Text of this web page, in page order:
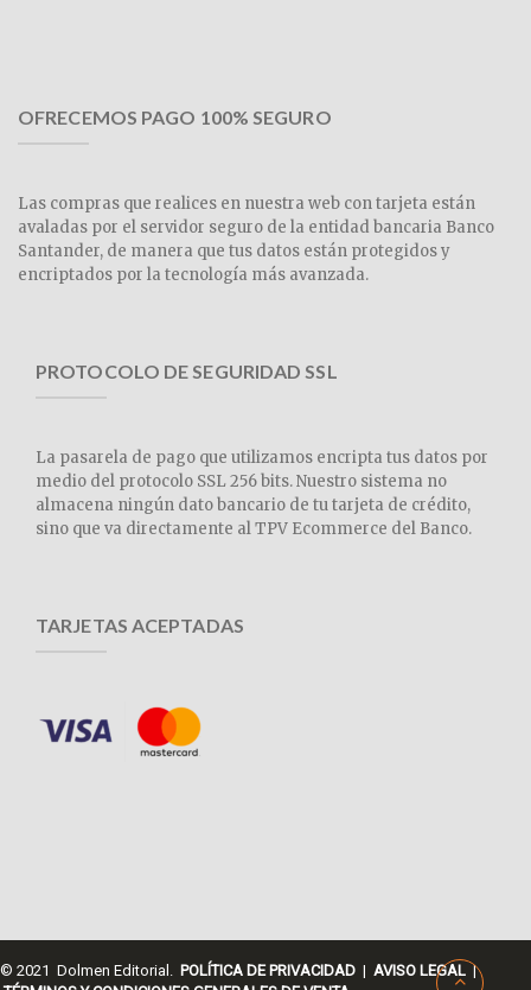
OFRECEMOS PAGO 100% SEGURO
Las compras que realices en nuestra web con tarjeta están
avaladas por el servidor seguro de la entidad bancaria Banco
Santander, de manera que tus datos están protegidos y
encriptados por la tecnología más avanzada.
PROTOCOLO DE SEGURIDAD SSL
La pasarela de pago que utilizamos encripta tus datos por
medio del protocolo SSL 256 bits. Nuestro sistema no
almacena ningún dato bancario de tu tarjeta de crédito,
sino que va directamente al TPV Ecommerce del Banco.
TARJETAS ACEPTADAS
© 2021 Dolmen Editorial. POLÍTICA DE PRIVACIDAD | AVISO LEGAL |